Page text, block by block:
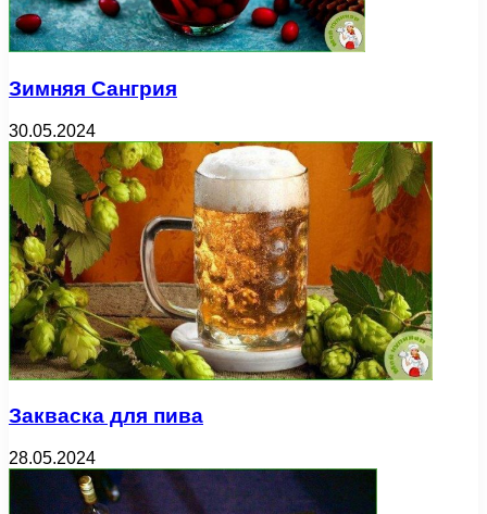
Зимняя Сангрия
30.05.2024
Закваска для пива
28.05.2024